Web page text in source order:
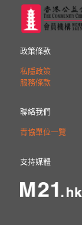
政策條款
私隱政策
服務條款
聯絡我們
青協單位一覽
支持媒體